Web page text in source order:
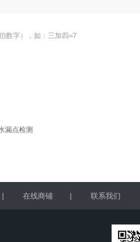
数字），如：三加四=7
漏点检测
| 在线商铺 | 联系我们